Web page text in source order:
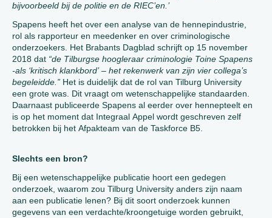
bijvoorbeeld bij de politie en de RIEC’en.’
Spapens heeft het over een analyse van de hennepindustrie,
rol als rapporteur en meedenker en over criminologische
onderzoekers. Het Brabants Dagblad schrijft op 15 november
2018 dat “de Tilburgse hoogleraar criminologie Toine Spapens
-als ‘kritisch klankbord’ – het rekenwerk van zijn vier collega’s
begeleidde.” Het is duidelijk dat de rol van Tilburg University
een grote was. Dit vraagt om wetenschappelijke standaarden.
Daarnaast publiceerde Spapens al eerder over hennepteelt en
is op het moment dat Integraal Appel wordt geschreven zelf
betrokken bij het Afpakteam van de Taskforce B5.
Slechts een bron?
Bij een wetenschappelijke publicatie hoort een gedegen
onderzoek, waarom zou Tilburg University anders zijn naam
aan een publicatie lenen? Bij dit soort onderzoek kunnen
gegevens van een verdachte/kroongetuige worden gebruikt,